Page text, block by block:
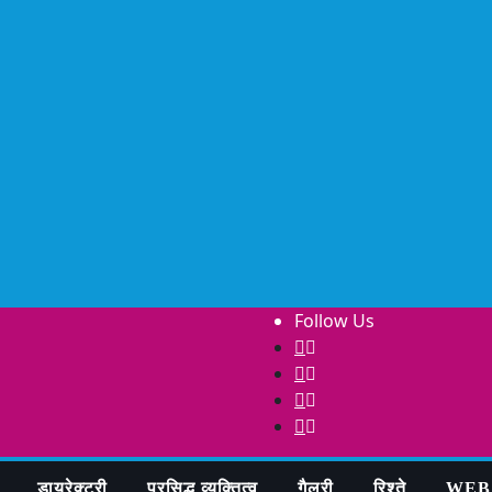
Follow Us
डायरेक्टरी प्रसिद्ध व्यक्तित्व गैलरी रिश्ते